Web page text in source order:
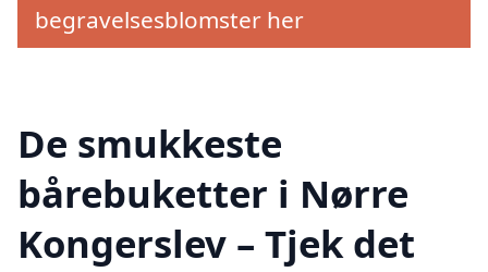
begravelsesblomster her
De smukkeste
bårebuketter i Nørre
Kongerslev – Tjek det